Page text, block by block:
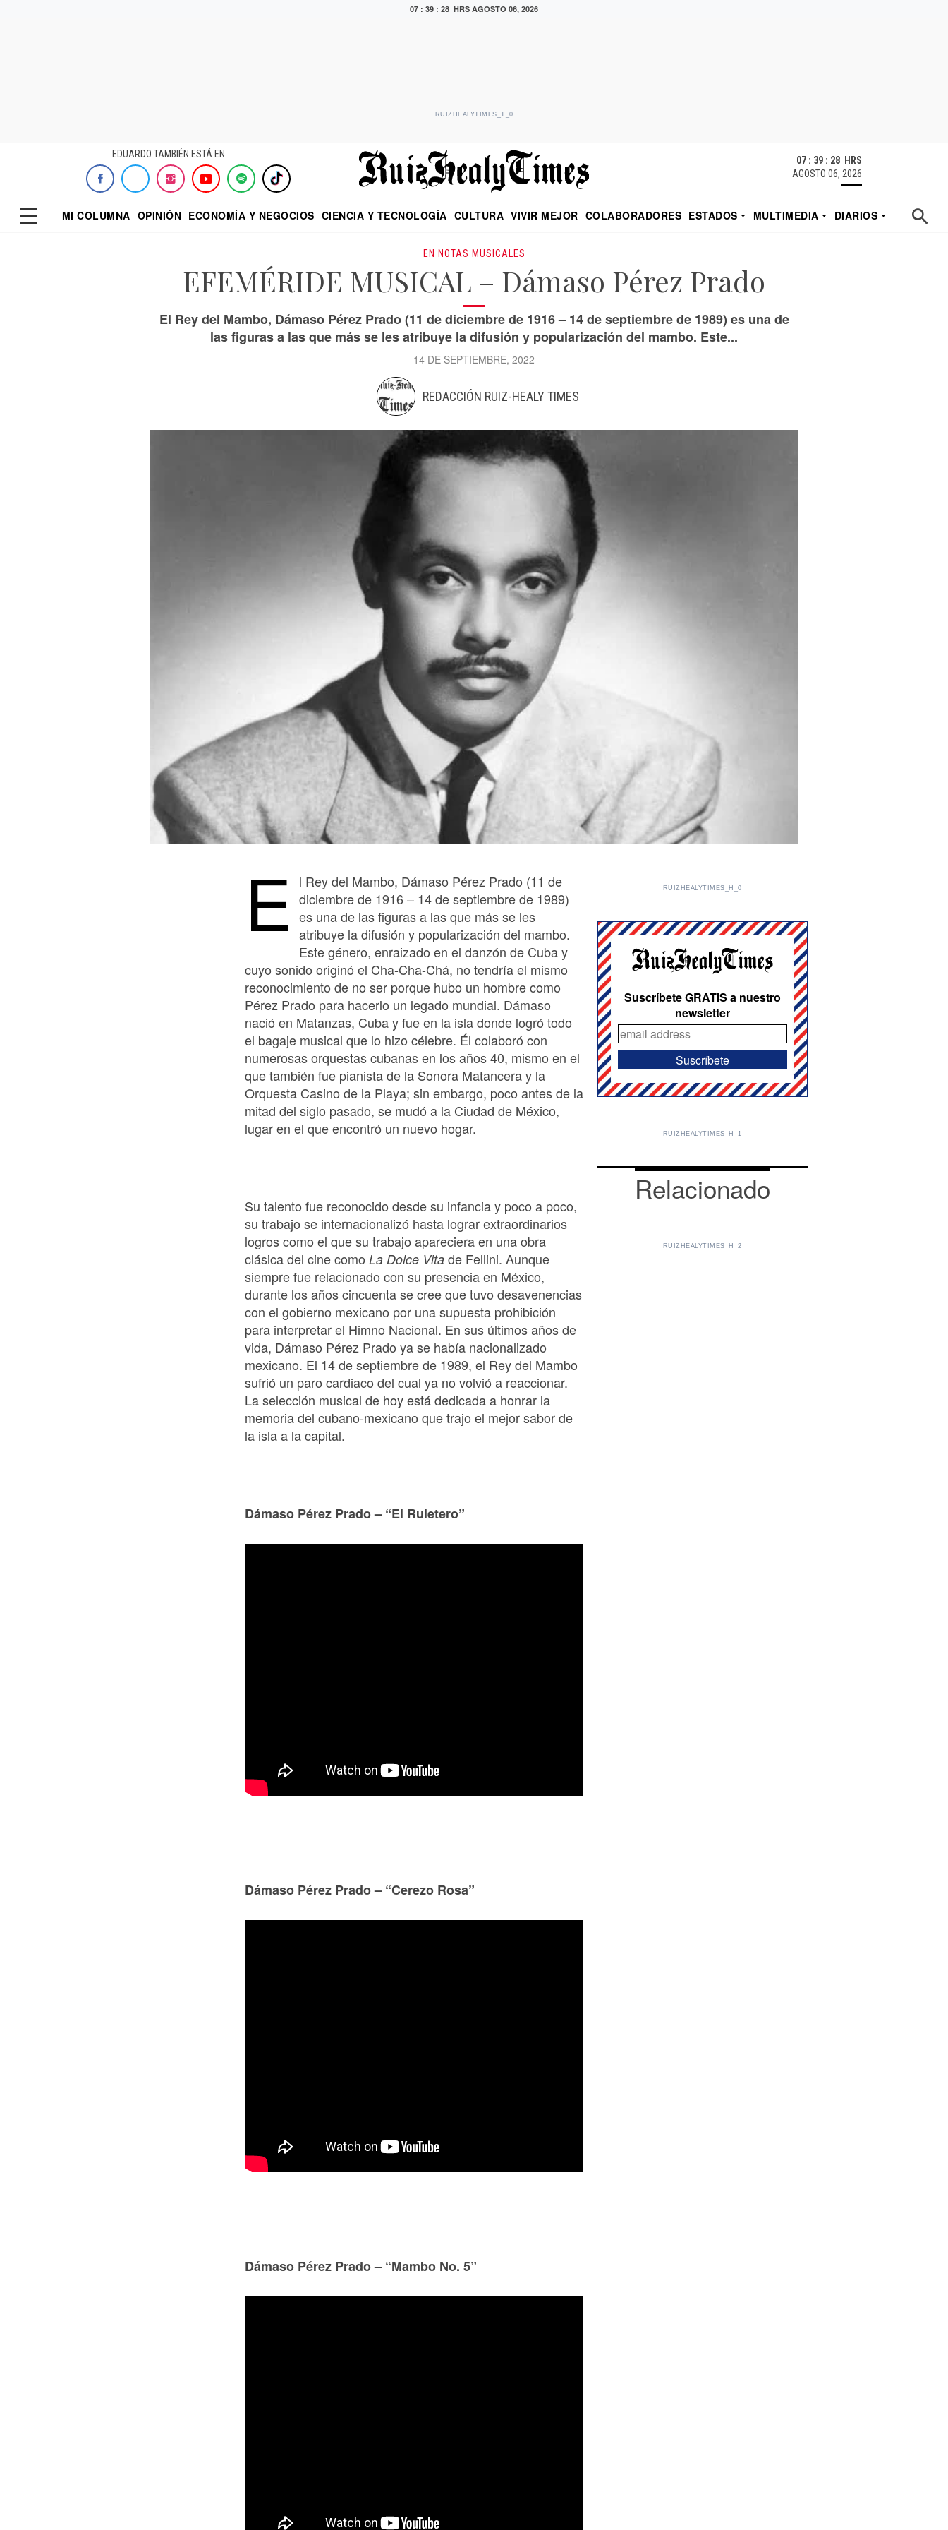
07 : 39 : 29 HRS AGOSTO 06, 2026
RUIZHEALYTIMES_T_0
EDUARDO TAMBIÉN ESTÁ EN:
07 : 39 : 29 HRS
AGOSTO 06, 2026
MI COLUMNA OPINIÓN ECONOMÍA Y NEGOCIOS CIENCIA Y TECNOLOGÍA CULTURA VIVIR MEJOR COLABORADORES ESTADOS MULTIMEDIA
DIARIOS
EN NOTAS MUSICALES
EFEMÉRIDE MUSICAL – Dámaso Pérez Prado
El Rey del Mambo, Dámaso Pérez Prado (11 de diciembre de 1916 – 14 de septiembre de 1989) es una de
las figuras a las que más se les atribuye la difusión y popularización del mambo. Este...
14 DE SEPTIEMBRE, 2022
REDACCIÓN RUIZ-HEALY TIMES
E
l Rey del Mambo, Dámaso Pérez Prado (11 de
diciembre de 1916 – 14 de septiembre de 1989)
es una de las figuras a las que más se les
atribuye la difusión y popularización del mambo.
Este género, enraizado en el danzón de Cuba y
cuyo sonido originó el Cha-Cha-Chá, no tendría el mismo
reconocimiento de no ser porque hubo un hombre como
Pérez Prado para hacerlo un legado mundial. Dámaso
nació en Matanzas, Cuba y fue en la isla donde logró todo
el bagaje musical que lo hizo célebre. Él colaboró con
numerosas orquestas cubanas en los años 40, mismo en el
que también fue pianista de la Sonora Matancera y la
Orquesta Casino de la Playa; sin embargo, poco antes de la
mitad del siglo pasado, se mudó a la Ciudad de México,
lugar en el que encontró un nuevo hogar.
Su talento fue reconocido desde su infancia y poco a poco,
su trabajo se internacionalizó hasta lograr extraordinarios
logros como el que su trabajo apareciera en una obra
clásica del cine como La Dolce Vita de Fellini. Aunque
siempre fue relacionado con su presencia en México,
durante los años cincuenta se cree que tuvo desavenencias
con el gobierno mexicano por una supuesta prohibición
para interpretar el Himno Nacional. En sus últimos años de
vida, Dámaso Pérez Prado ya se había nacionalizado
mexicano. El 14 de septiembre de 1989, el Rey del Mambo
sufrió un paro cardiaco del cual ya no volvió a reaccionar.
La selección musical de hoy está dedicada a honrar la
memoria del cubano-mexicano que trajo el mejor sabor de
la isla a la capital.
Dámaso Pérez Prado – “El Ruletero”
Dámaso Pérez Prado – “Cerezo Rosa”
Dámaso Pérez Prado – “Mambo No. 5”
RUIZHEALYTIMES_H_0
Suscríbete GRATIS a nuestro
newsletter
RUIZHEALYTIMES_H_1
Relacionado
RUIZHEALYTIMES_H_2